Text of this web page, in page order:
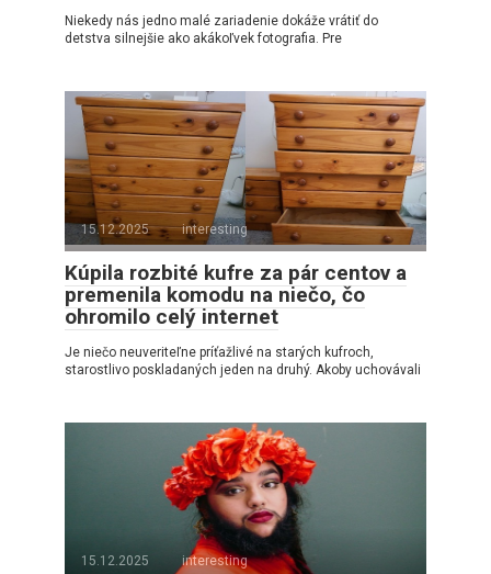
Niekedy nás jedno malé zariadenie dokáže vrátiť do
detstva silnejšie ako akákoľvek fotografia. Pre
15.12.2025 interesting
Kúpila rozbité kufre za pár centov a
premenila komodu na niečo, čo
ohromilo celý internet
Je niečo neuveriteľne príťažlivé na starých kufroch,
starostlivo poskladaných jeden na druhý. Akoby uchovávali
15.12.2025 interesting